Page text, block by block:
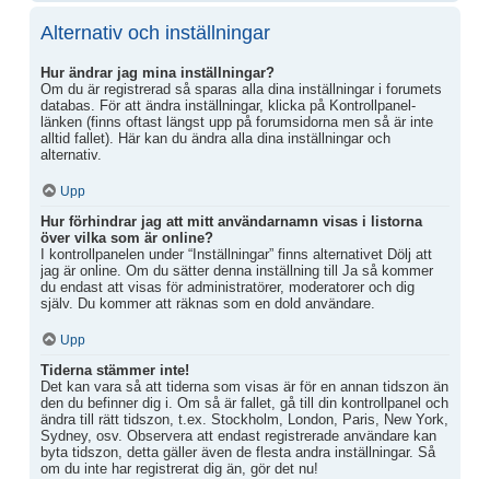
Alternativ och inställningar
Hur ändrar jag mina inställningar?
Om du är registrerad så sparas alla dina inställningar i forumets
databas. För att ändra inställningar, klicka på Kontrollpanel-
länken (finns oftast längst upp på forumsidorna men så är inte
alltid fallet). Här kan du ändra alla dina inställningar och
alternativ.
Upp
Hur förhindrar jag att mitt användarnamn visas i listorna
över vilka som är online?
I kontrollpanelen under “Inställningar” finns alternativet Dölj att
jag är online. Om du sätter denna inställning till Ja så kommer
du endast att visas för administratörer, moderatorer och dig
själv. Du kommer att räknas som en dold användare.
Upp
Tiderna stämmer inte!
Det kan vara så att tiderna som visas är för en annan tidszon än
den du befinner dig i. Om så är fallet, gå till din kontrollpanel och
ändra till rätt tidszon, t.ex. Stockholm, London, Paris, New York,
Sydney, osv. Observera att endast registrerade användare kan
byta tidszon, detta gäller även de flesta andra inställningar. Så
om du inte har registrerat dig än, gör det nu!